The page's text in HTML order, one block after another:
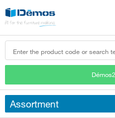
Assortment